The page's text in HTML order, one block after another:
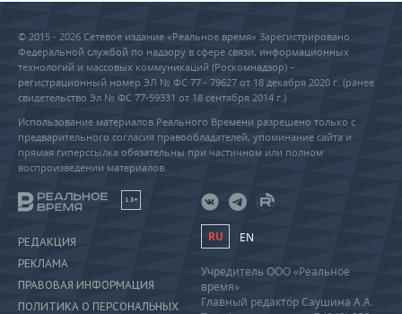
© 2015 - 2026 Сетевое издание «Реальное время» Зарегистрировано
Федеральной службой по надзору в сфере связи, информационных
технологий и массовых коммуникаций (Роскомнадзор) –
регистрационный номер ЭЛ № ФС 77 - 79627 от 18 декабря 2020 г. (ранее
свидетельство Эл № ФС 77-59331 от 18 сентября 2014 г.)
Использование материалов Реального Времени разрешено только с
предварительного согласия правообладателей, упоминание сайта и
прямая гиперссылка обязательны при частичном или полном
воспроизведении материалов.
18+
РЕДАКЦИЯ
РЕКЛАМА
ПРАВОВАЯ ИНФОРМАЦИЯ
ПОЛИТИКА О ПЕРСОНАЛЬНЫХ
RU EN
Учредитель ООО «Реальное
время»
Главный редактор Саушина А.А.